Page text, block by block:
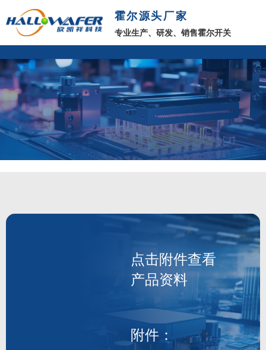
霍尔源头厂家
专业生产、研发、销售霍尔开关
点击附件查看
产品资料
附件：